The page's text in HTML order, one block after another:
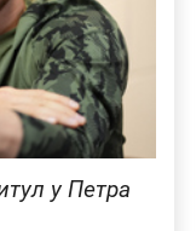
у Петра